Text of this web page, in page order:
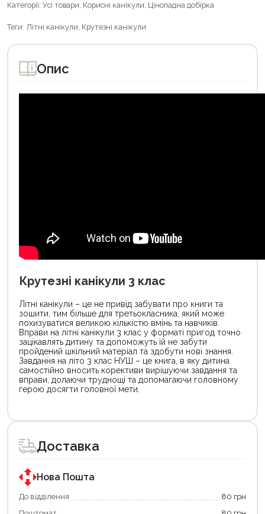
Категорії: Усі товари, Корисні канікули, Цінопадна добірка
Теги: Літні канікули, Крутезні канікули
Опис
Крутезні канікули 3 клас
Літні канікули – це не привід забувати про книги та
зошити, тим більше для третьокласника, який може
похизуватися великою кількістю вмінь та навчиків.
Вправи на літні канікули 3 клас у форматі пригод точно
зацікавлять дитину та допоможуть їй не забути
пройдений шкільний матеріал та здобути нові знання.
Завдання на літо 3 клас НУШ – це книга, в яку дитина
самостійно вносить корективи вирішуючи завдання та
вправи, долаючи труднощі та допомагаючи головному
герою досягти головної мети.
товар
для
покупки
державною
програмою
єКнига.
Використовуйте
товар
для
покупки
державною
програмою
«Національний
кешбек».
Доставка
Нова Пошта
До відділення
80 грн